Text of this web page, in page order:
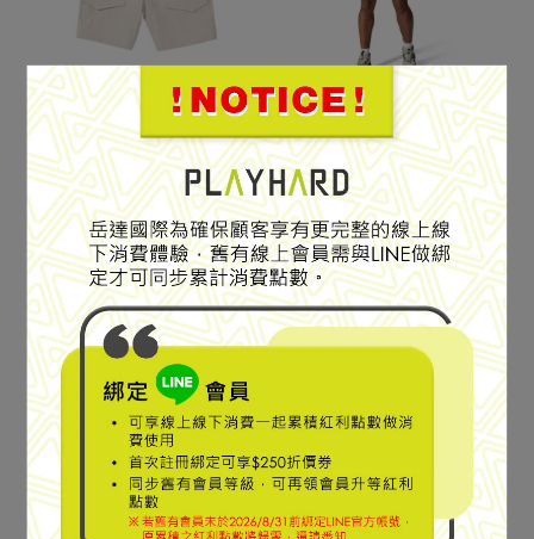
耐磨多口袋機能短褲
【RAB】Rowtor Shorts
耐磨多口袋機能短褲 男款
鵝卵石白 #QFW36
NT$2,230NT$2,480
Add to Cart
耐磨多口袋機能短褲
【RAB】Rowtor Shorts
耐磨多口袋機能短褲 男款
煤炭黑 #QFW36
NT$2,230NT$2,480
Add to Cart
專為多元山域活動而打造 專為多元山域活動而打造